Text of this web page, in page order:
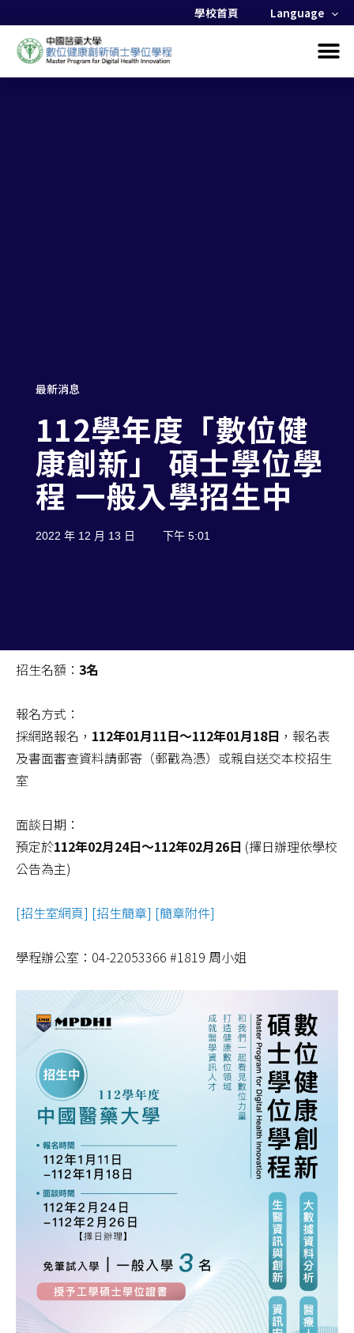
學校首頁 Language
最新消息
112學年度「數位健
康創新」 碩士學位學
程 一般入學招生中
2022 年 12 月 13 日 下午 5:01
招生名額： 3名
報名方式：
採網路報名， 112年01月11日～112年01月18日 ，報名表
及書面審查資料請郵寄（郵戳為憑）或親自送交本校招生
室
面談日期：
預定於112年02月24日～112年02月26日 (擇日辦理依學校
公告為主)
[招生室網頁] [招生簡章] [簡章附件]
學程辦公室：04-22053366 #1819 周小姐